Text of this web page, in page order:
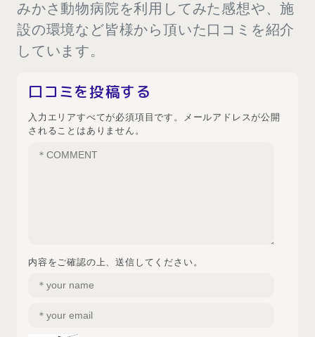
みかさ動物病院を利用してみた感想や、施
設の環境など皆様から頂いた口コミを紹介
しています。
口コミを投稿する
入力エリアすべてが必須項目です。メールアドレスが公開
されることはありません。
内容をご確認の上、送信してください。